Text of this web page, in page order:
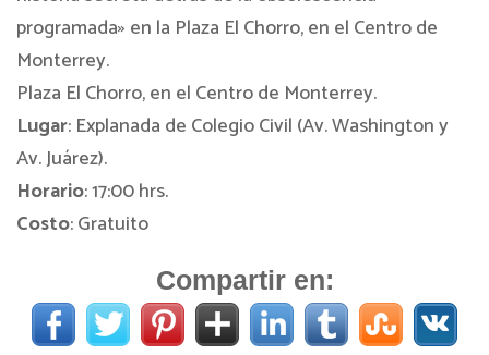
programada» en la Plaza El Chorro, en el Centro de
Monterrey.
Plaza El Chorro, en el Centro de Monterrey.
Lugar: Explanada de Colegio Civil (Av. Washington y
Av. Juárez).
Horario: 17:00 hrs.
Costo: Gratuito
Compartir en: